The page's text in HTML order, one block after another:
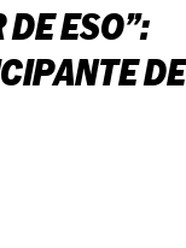
ESO”:
DE